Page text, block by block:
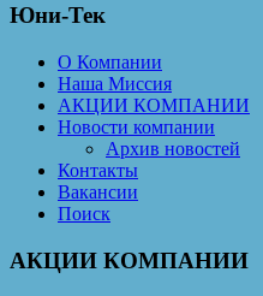
Юни-Тек
О Компании
Наша Миссия
АКЦИИ КОМПАНИИ
Новости компании
Архив новостей
Контакты
Вакансии
Поиск
АКЦИИ КОМПАНИИ